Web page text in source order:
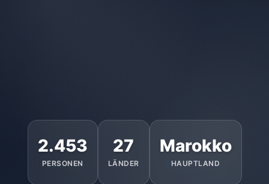
2.453
PERSONEN
27
LÄNDER
Marokko
HAUPTLAND